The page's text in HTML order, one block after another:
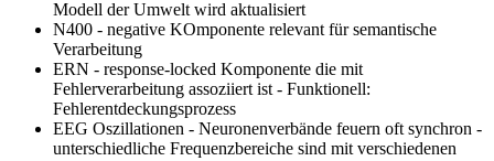
Modell der Umwelt wird aktualisiert
N400 - negative KOmponente relevant für semantische
Verarbeitung
ERN - response-locked Komponente die mit
Fehlerverarbeitung assoziiert ist - Funktionell:
Fehlerentdeckungsprozess
EEG Oszillationen - Neuronenverbände feuern oft synchron -
unterschiedliche Frequenzbereiche sind mit verschiedenen